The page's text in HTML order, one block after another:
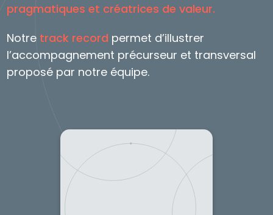
pragmatiques et créatrices de valeur.
Notre track record permet d’illustrer
l’accompagnement précurseur et transversal
proposé par notre équipe.